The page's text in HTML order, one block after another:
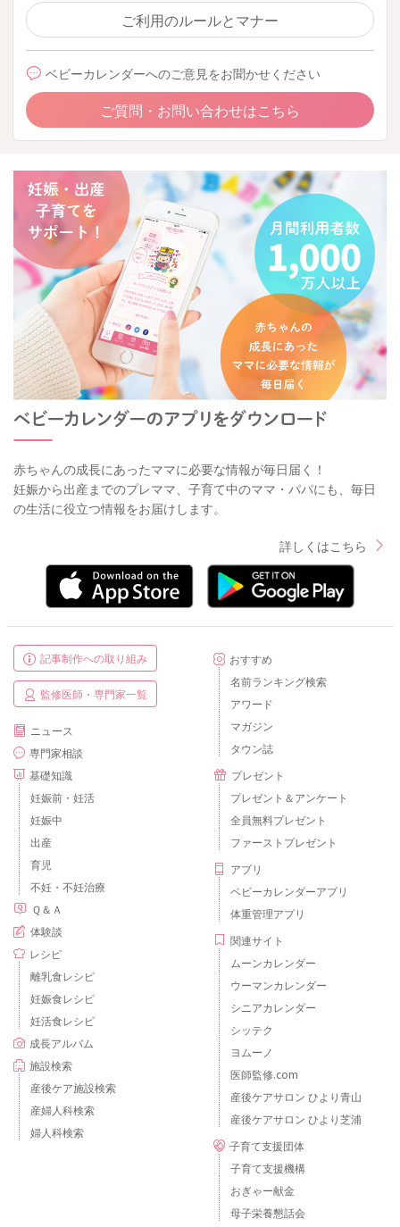
ご利用のルールとマナー
ベビーカレンダーへのご意見をお聞かせください
ご質問・お問い合わせはこちら
赤ちゃんの成長にあったママに必要な情報が毎日届く！
妊娠から出産までのプレママ、子育て中のママ・パパにも、毎日
の生活に役立つ情報をお届けします。
詳しくはこちら
記事制作への取り組み
監修医師・専門家一覧
ニュース
専門家相談
基礎知識
妊娠前・妊活
妊娠中
出産
育児
不妊・不妊治療
Ｑ＆Ａ
体験談
レシピ
離乳食レシピ
妊娠食レシピ
妊活食レシピ
成長アルバム
施設検索
産後ケア施設検索
産婦人科検索
婦人科検索
おすすめ
名前ランキング検索
アワード
マガジン
タウン誌
プレゼント
プレゼント＆アンケート
全員無料プレゼント
ファーストプレゼント
アプリ
ベビーカレンダーアプリ
体重管理アプリ
関連サイト
ムーンカレンダー
ウーマンカレンダー
シニアカレンダー
シッテク
ヨムーノ
医師監修.com
産後ケアサロン ひより青山
産後ケアサロン ひより芝浦
子育て支援団体
子育て支援機構
おぎゃー献金
母子栄養懇話会